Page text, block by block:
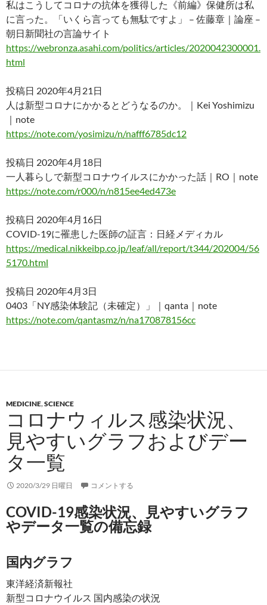
私はこうしてコロナの抗体を獲得した《前編》保健所は私
に言った。「いくら言っても無駄ですよ」 – 佐藤章｜論座 –
朝日新聞社の言論サイト
https://webronza.asahi.com/politics/articles/2020042300001.
html
投稿日 2020年4月21日
人は新型コロナにかかるとどうなるのか。｜Kei Yoshimizu
｜note
https://note.com/yosimizu/n/nafff6785dc12
投稿日 2020年4月18日
一人暮らしで新型コロナウイルスにかかった話｜RO｜note
https://note.com/r000/n/n815ee4ed473e
投稿日 2020年4月16日
COVID-19に罹患した医師の証言：日経メディカル
https://medical.nikkeibp.co.jp/leaf/all/report/t344/202004/56
5170.html
投稿日 2020年4月3日
0403「NY感染体験記（未確定）」｜qanta｜note
https://note.com/qantasmz/n/na170878156cc
MEDICINE,SCIENCE
コロナウィルス感染状況、
見やすいグラフおよびデー
タ一覧
2020/3/29 日曜日 コメントする
COVID-19感染状況、見やすいグラフ
やデータ一覧の備忘録
国内グラフ
東洋経済新報社
新型コロナウイルス 国内感染の状況